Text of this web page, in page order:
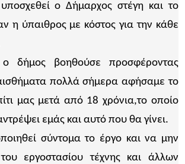
ο Δήμαρχος στέγη και το
η ύπαιθρος με κόστος για την κάθε
δήμος βοηθούσε προσφέροντας
πολλά σήμερα αφήσαμε το
μας μετά από 18 χρόνια,το οποίο
εμάς και αυτό που θα γίνει.
σύντομα το έργο και να μην
εργοστασίου τέχνης και άλλων